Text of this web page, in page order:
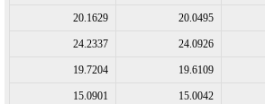
20.0495
20.1629
24.0926
24.2337
19.6109
19.7204
15.0042
15.0901